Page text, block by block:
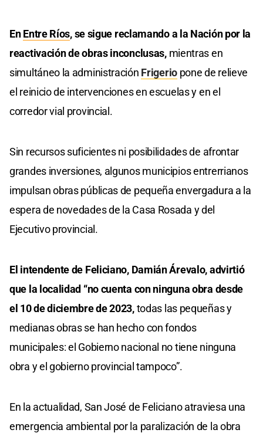
EnEntre Ríos, se sigue reclamando a la Nación por la
reactivación de obras inconclusas,mientras en
simultáneo la administración Frigeriopone de relieve
el reinicio de intervenciones en escuelas y en el
corredor vial provincial.
Sin recursos suficientes ni posibilidades de afrontar
grandes inversiones, algunos municipios entrerrianos
impulsan obras públicas de pequeña envergadura a la
espera de novedades de la Casa Rosada y del
Ejecutivo provincial.
El intendente de Feliciano, Damián Árevalo, advirtió
que la localidad “no cuenta con ninguna obra desde
el 10 de diciembre de 2023,todas las pequeñas y
medianas obras se han hecho con fondos
municipales: el Gobierno nacional no tiene ninguna
obra y el gobierno provincial tampoco”.
En la actualidad, San José de Feliciano atraviesa una
emergencia ambiental por la paralización de la obra